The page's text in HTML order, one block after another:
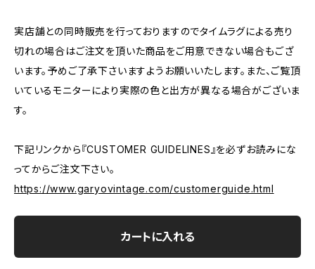
実店舗との同時販売を行っておりますのでタイムラグによる売り
切れの場合はご注文を頂いた商品をご用意できない場合もござ
います。予めご了承下さいますようお願いいたします。また、ご覧頂
いているモニターにより実際の色と出方が異なる場合がございま
す。
下記リンクから『CUSTOMER GUIDELINES』を必ずお読みにな
ってからご注文下さい。
https://www.garyovintage.com/customerguide.html
カートに入れる